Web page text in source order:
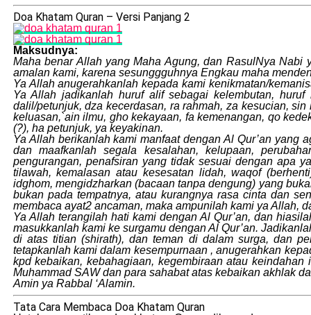
Doa Khatam Quran – Versi Panjang 2
Maksudnya:
Maha benar Allah yang Maha Agung, dan RasulNya
amalan kami, karena sesunggguhnya Engkau maha
Ya Allah anugerahkanlah kepada kami kenikmatan/
Ya Allah jadikanlah huruf alif sebagai kelembutan,
dalil/petunjuk, dza kecerdasan, ra rahmah, za kesucian,
keluasan,`ain ilmu, gho kekayaan, fa kemenangan, qo
(?), ha petunjuk, ya keyakinan.
Ya Allah berikanlah kami manfaat dengan Al Qur’an
dan maafkanlah segala kesalahan, kelupaan,
pengurangan, penafsiran yang tidak sesuai dengan apa
tilawah, kemalasan atau kesesatan lidah, waqof
idghom, mengidzharkan (bacaan tanpa dengung) yang
bukan pada tempatnya, atau kurangnya rasa cinta dan
membaca ayat2 ancaman, maka ampunilah kami ya Allah,
Ya Allah terangilah hati kami dengan Al Qur’an, dan
masukkanlah kami ke surgamu dengan Al Qur’an.
di atas titian (shirath), dan teman di dalam surga, dan
tetapkanlah kami dalam kesempurnaan , anugerahkan
kpd kebaikan, kebahagiaan, kegembiraan atau
Muhammad SAW dan para sahabat atas kebaikan akhlak
Amin ya Rabbal ‘Alamin.
Tata Cara Membaca Doa Khatam Quran